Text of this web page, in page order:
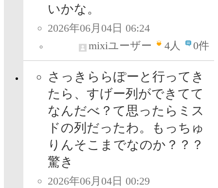
いかな。
2026年06月04日 06:24
mixiユーザー
4人 0件
さっきららぽーと行ってき
たら、すげー列ができてて
なんだべ？て思ったらミス
ドの列だったわ。もっちゅ
りんそこまでなのか？？？
驚き
2026年06月04日 00:29